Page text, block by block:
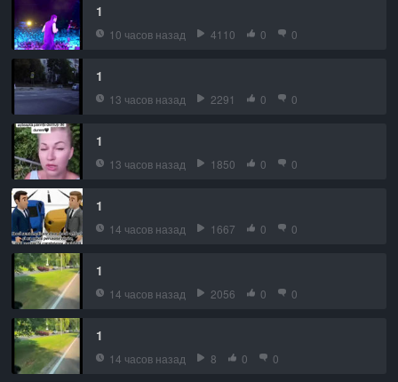
1
10 часов назад 4110 0 0
1
13 часов назад 2291 0 0
1
13 часов назад 1850 0 0
1
14 часов назад 1667 0 0
1
14 часов назад 2056 0 0
1
14 часов назад 8 0 0